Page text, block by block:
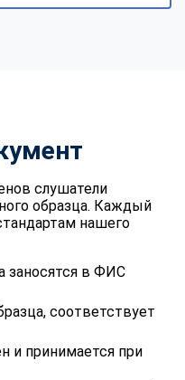
слушатели
образца. Каждый
нашего
заносятся в ФИС
соответствует
и принимается при